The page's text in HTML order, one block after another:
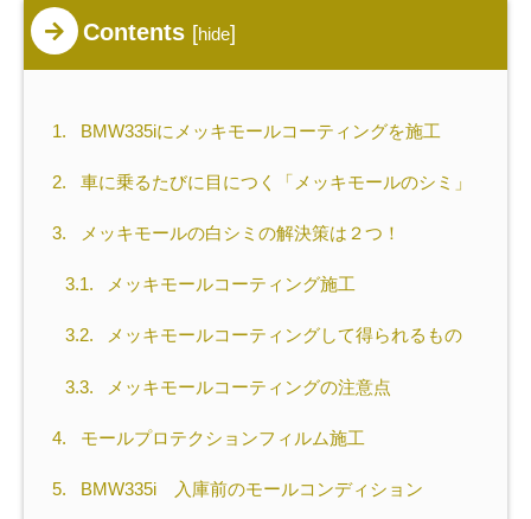
Contents [hide]
1. BMW335iにメッキモールコーティングを施工
2. 車に乗るたびに目につく「メッキモールのシミ」
3. メッキモールの白シミの解決策は２つ！
3.1. メッキモールコーティング施工
3.2. メッキモールコーティングして得られるもの
3.3. メッキモールコーティングの注意点
4. モールプロテクションフィルム施工
5. BMW335i 入庫前のモールコンディション